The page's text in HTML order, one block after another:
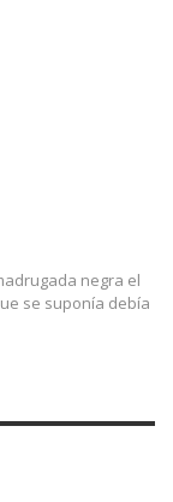
negra el
se suponía debía